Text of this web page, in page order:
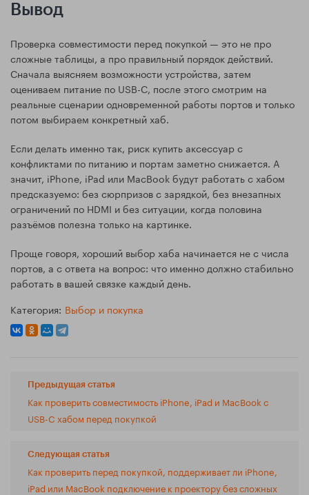
Вывод
Проверка совместимости перед покупкой — это не про
сложные таблицы, а про правильный порядок действий.
Сначала выясняем возможности устройства, затем
оцениваем питание по USB-C, после этого смотрим на
реальные сценарии одновременной работы портов и только
потом выбираем конкретный хаб.
Если делать именно так, риск купить аксессуар с
конфликтами по питанию и портам заметно снижается. А
значит, iPhone, iPad или MacBook будут работать с хабом
предсказуемо: без сюрпризов с зарядкой, без внезапных
ограничений по HDMI и без ситуации, когда половина
разъёмов полезна только на картинке.
Проще говоря, хороший выбор хаба начинается не с числа
портов, а с ответа на вопрос: что именно должно стабильно
работать в вашей связке каждый день.
Категория: Выбор и покупка
Предыдущая статья
Как проверить совместимость iPhone, iPad и MacBook с
USB-C хабом перед покупкой
Следующая статья
Как проверить перед покупкой, поддерживает ли iPhone,
iPad или MacBook подключение к проектору без сложных